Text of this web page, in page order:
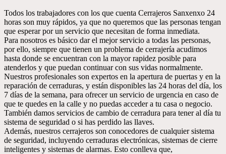
Todos los trabajadores con los que cuenta Cerrajeros Sanxenxo 24
horas son muy rápidos, ya que no queremos que las personas tengan
que esperar por un servicio que necesitan de forma inmediata.
Para nosotros es básico dar el mejor servicio a todas las personas,
por ello, siempre que tienen un problema de cerrajería acudimos
hasta donde se encuentran con la mayor rapidez posible para
atenderlos y que puedan continuar con sus vidas normalmente.
Nuestros profesionales son expertos en la apertura de puertas y en la
reparación de cerraduras, y están disponibles las 24 horas del día, los
7 días de la semana, para ofrecer un servicio de urgencia en caso de
que te quedes en la calle y no puedas acceder a tu casa o negocio.
También damos servicios de cambio de cerradura para tener al día tu
sistema de seguridad o si has perdido las llaves.
Además, nuestros cerrajeros son conocedores de cualquier sistema
de seguridad, incluyendo cerraduras electrónicas, sistemas de cierre
inteligentes y sistemas de alarmas. Esto conlleva que,